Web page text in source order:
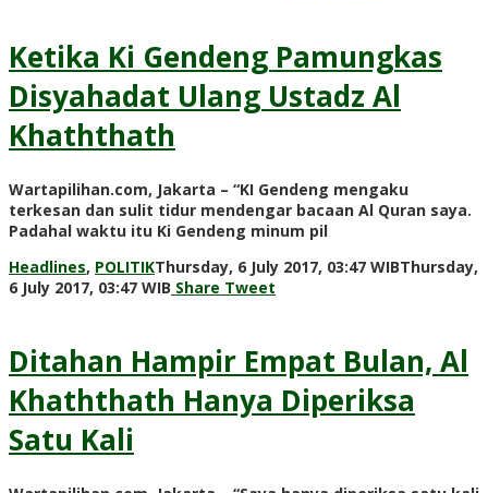
Ketika Ki Gendeng Pamungkas
Disyahadat Ulang Ustadz Al
Khaththath
Wartapilihan.com, Jakarta – “KI Gendeng mengaku
terkesan dan sulit tidur mendengar bacaan Al Quran saya.
Padahal waktu itu Ki Gendeng minum pil
Headlines, POLITIKThursday, 6 July 2017, 03:47 WIBThursday,
6 July 2017, 03:47 WIB by
Share Tweet
Ditahan Hampir Empat Bulan, Al
Khaththath Hanya Diperiksa
Satu Kali